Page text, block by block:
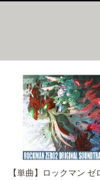
【単曲】ロックマン ゼ